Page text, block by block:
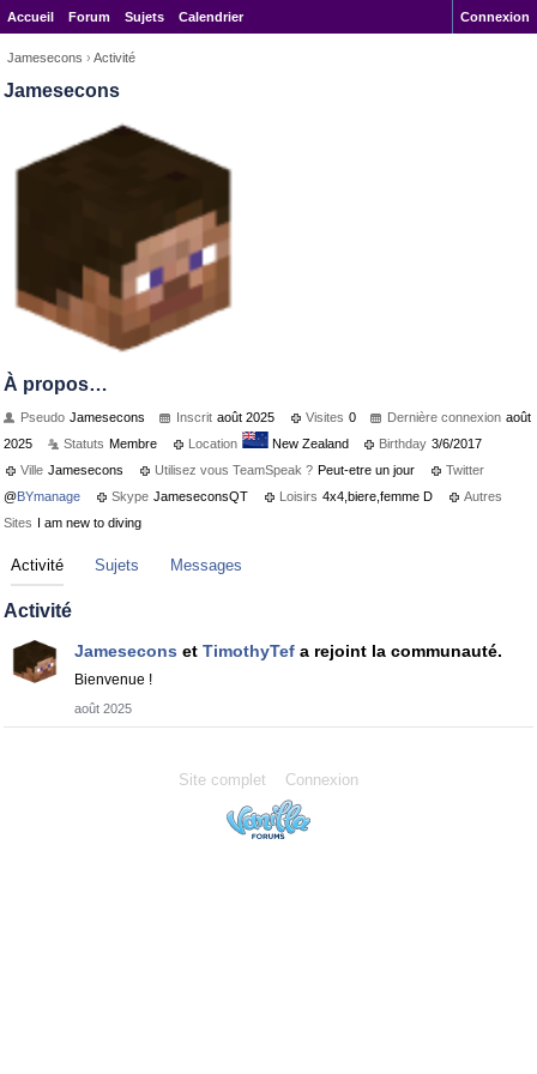
Accueil Forum Sujets Calendrier Connexion
Jamesecons › Activité
Jamesecons
À propos…
Pseudo Jamesecons Inscrit août 2025 Visites 0 Dernière connexion août
2025
Statuts Membre Location New Zealand Birthday 3/6/2017
Ville Jamesecons Utilisez vous TeamSpeak ? Peut-etre un jour
Twitter
@BYmanage Skype JameseconsQT Loisirs 4x4,biere,femme D
Autres
Sites I am new to diving
Activité Sujets Messages
Activité
Jamesecons et TimothyTef a rejoint la communauté.
Bienvenue !
août 2025
Site complet Connexion